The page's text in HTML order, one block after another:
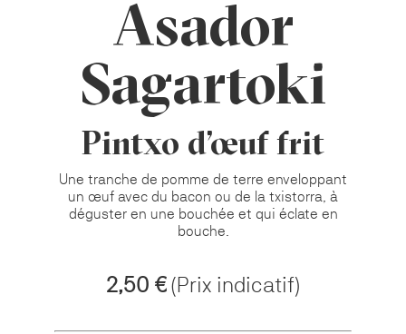
Asador
Sagartoki
Pintxo d'œuf frit
Une tranche de pomme de terre enveloppant
un œuf avec du bacon ou de la txistorra, à
déguster en une bouchée et qui éclate en
bouche.
2,50 €(Prix indicatif)